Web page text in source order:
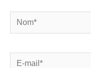
Nom*
E-